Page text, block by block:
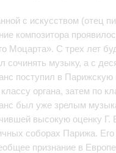
с искусством (отец
композитора
Моцарта». С трех лет
музыку, а с
поступил в Парижскую
органа, затем по
был уже зрелым
высокую оценку
соборах Парижа. Его
признание в